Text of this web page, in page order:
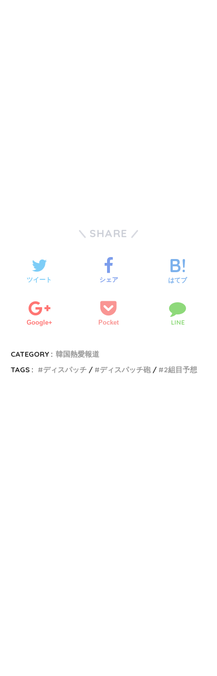
SHARE
ツイート シェア はてブ
Google+ Pocket LINE
CATEGORY : 韓国熱愛報道
TAGS :
ディスパッチ ディスパッチ砲 2組目予想